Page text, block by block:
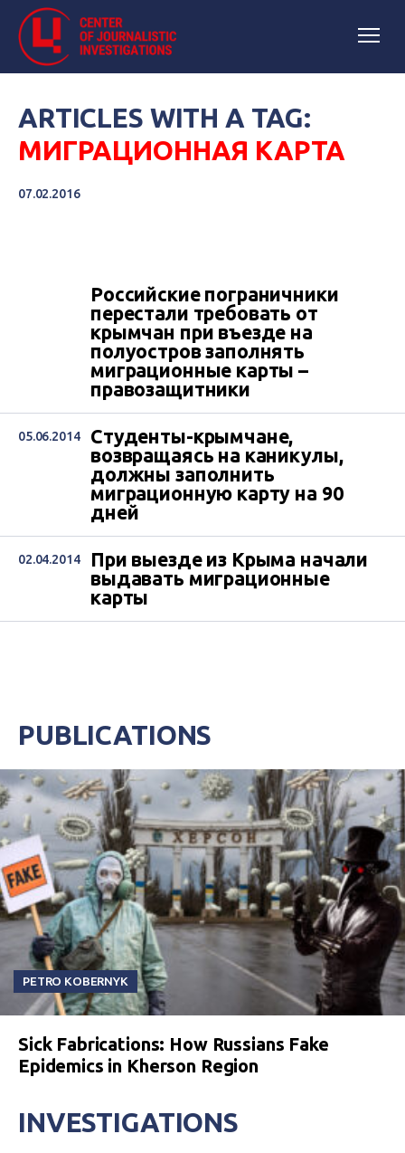
ARTICLES WITH A TAG:
МИГРАЦИОННАЯ КАРТА
07.02.2016
Российские пограничники
перестали требовать от
крымчан при въезде на
полуостров заполнять
миграционные карты –
правозащитники
05.06.2014
Студенты-крымчане,
возвращаясь на каникулы,
должны заполнить
миграционную карту на 90
дней
02.04.2014
При выезде из Крыма начали
выдавать миграционные
карты
PUBLICATIONS
PETRO KOBERNYK
Sick Fabrications: How Russians Fake
Epidemics in Kherson Region
INVESTIGATIONS